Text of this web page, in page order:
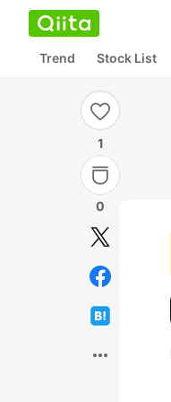
Trend Stock List
1
0
more_horiz